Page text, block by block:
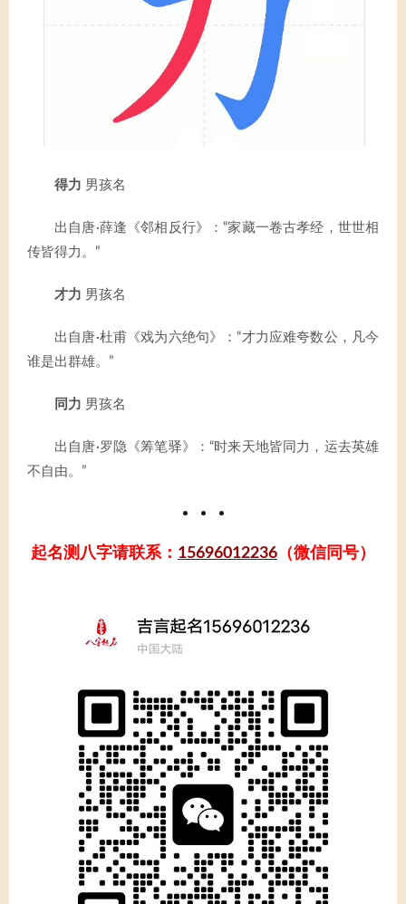
得力 男孩名
出自唐·薛逢《邻相反行》：“家藏一卷古孝经，世世相
传皆得力。”
才力 男孩名
出自唐·杜甫《戏为六绝句》：“才力应难夸数公，凡今
谁是出群雄。”
同力 男孩名
出自唐·罗隐《筹笔驿》：“时来天地皆同力，运去英雄
不自由。”
起名测八字请联系： 15696012236 （微信同号）